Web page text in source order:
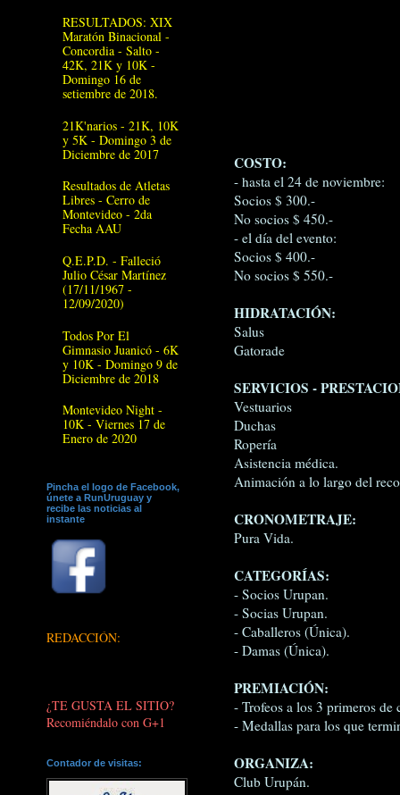
COSTO:
- hasta el 24 de noviembre:
Socios $ 300.-
No socios $ 450.-
- el día del evento:
Socios $ 400.-
No socios $ 550.-
HIDRATACIÓN:
Salus
Gatorade
SERVICIOS -
Vestuarios
Duchas
Ropería
Asistencia médica.
Animación a lo largo del
CRONOMETRAJE:
Pura Vida.
CATEGORÍAS:
- Socios Urupan.
- Socias Urupan.
- Caballeros (Única).
- Damas (Única).
PREMIACIÓN:
- Trofeos a los 3 primeros de
- Medallas para los que
ORGANIZA:
Club Urupán.
RESULTADOS: XIX
Maratón Binacional -
Concordia - Salto -
42K, 21K y 10K -
Domingo 16 de
setiembre de 2018.
21K'narios - 21K, 10K
y 5K - Domingo 3 de
Diciembre de 2017
Resultados de Atletas
Libres - Cerro de
Montevideo - 2da
Fecha AAU
Q.E.P.D. - Falleció
Julio César Martínez
(17/11/1967 -
12/09/2020)
Todos Por El
Gimnasio Juanicó - 6K
y 10K - Domingo 9 de
Diciembre de 2018
Montevideo Night -
10K - Viernes 17 de
Enero de 2020
Pincha el logo de Facebook,
únete a RunUruguay y
recibe las noticias al
instante
REDACCIÓN:
¿TE GUSTA EL SITIO?
Recomiéndalo con G+1
Contador de visitas: